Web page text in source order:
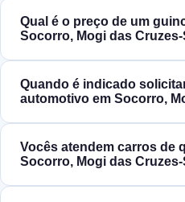
Qual é o preço de um
Socorro, Mogi das
Quando é indicado
automotivo em Socorro,
Vocês atendem carros de
Socorro, Mogi das